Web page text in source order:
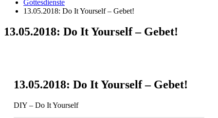
Gottesdienste
13.05.2018: Do It Yourself – Gebet!
13.05.2018: Do It Yourself – Gebet!
13.05.2018: Do It Yourself – Gebet!
DIY – Do It Yourself